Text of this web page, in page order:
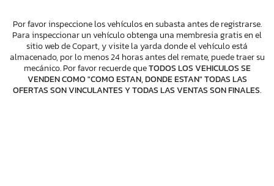
Por favor inspeccione los vehículos en subasta antes de registrarse.
Para inspeccionar un vehículo obtenga una membresia gratis en el
sitio web de Copart, y visite la yarda donde el vehículo está
almacenado, por lo menos 24 horas antes del remate, puede traer su
mecánico. Por favor recuerde queTODOS LOS VEHICULOS SE
VENDEN COMO "COMO ESTAN, DONDE ESTAN" TODAS LAS
OFERTAS SON VINCULANTES Y TODAS LAS VENTAS SON FINALES.